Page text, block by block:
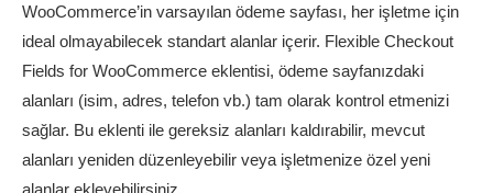
WooCommerce’in varsayılan ödeme sayfası, her işletme için
ideal olmayabilecek standart alanlar içerir. Flexible Checkout
Fields for WooCommerce eklentisi, ödeme sayfanızdaki
alanları (isim, adres, telefon vb.) tam olarak kontrol etmenizi
sağlar. Bu eklenti ile gereksiz alanları kaldırabilir, mevcut
alanları yeniden düzenleyebilir veya işletmenize özel yeni
alanlar ekleyebilirsiniz.